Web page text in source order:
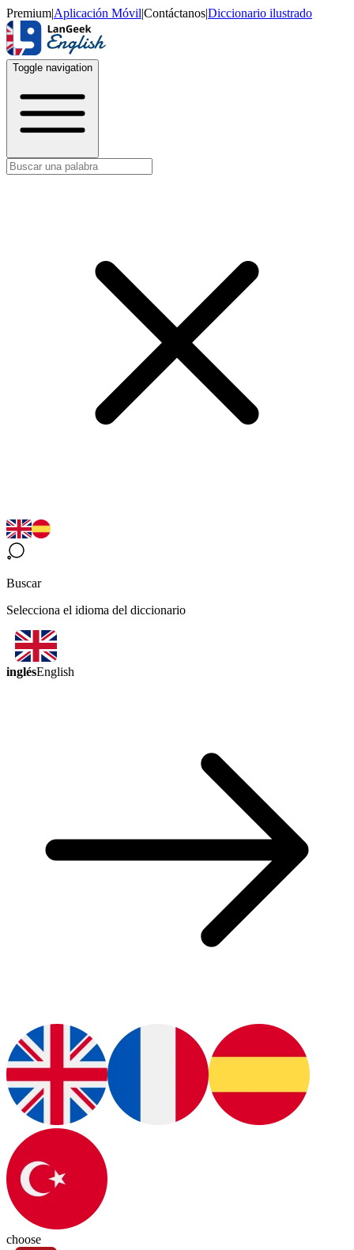
Premium|Aplicación Móvil|Contáctanos|Diccionario ilustrado
Toggle navigation
Buscar
Selecciona el idioma del diccionario
inglésEnglish
choose